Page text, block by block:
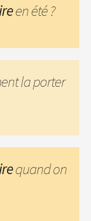
en été ?
la porter
quand on